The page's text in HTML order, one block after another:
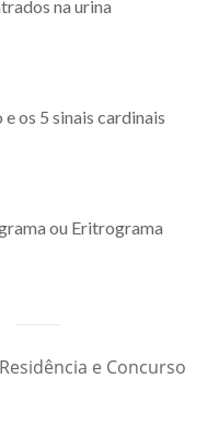
na urina
os 5 sinais cardinais
ou Eritrograma
e Concurso